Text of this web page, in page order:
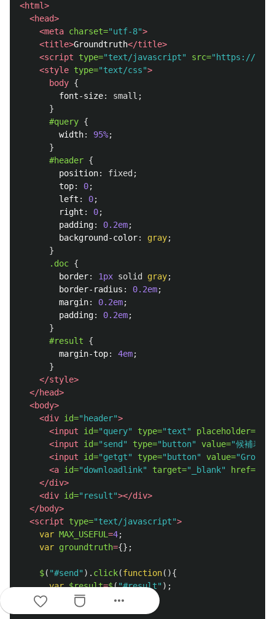
<html>
<head>
<meta charset="utf-8">
<title>Groundtruth</title>
<script type="text/javascript" src="https://
<style type="text/css">
body {
font-size: small ;
}
#query {
width: 95%;
}
#header {
position: fixed ;
top: 0;
left : 0;
right : 0;
padding: 0.2em;
background-color: gray;
}
.doc {
border: 1px solid gray;
border-radius : 0.2em;
margin: 0.2em;
padding: 0.2em;
}
#result
{
margin-top: 4em;
}
</style>
</head>
<body>
<div id="header">
<input
id="query" type="text" placeholder=
<input
id="send" type="button" value="候補表示"
<input
id="getgt" type="button" value=
<a id="downloadlink" target="_blank" href=
</div>
<div id="result"></div>
</body>
<script type="text/javascript">
var MAX_USEFUL=4;
var groundtruth={};
$( "#send " ). click(function(){
var $result=$("#result" );
$result. ();
more_horiz